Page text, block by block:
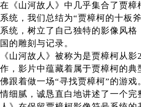
在《山河故人》中几乎集合了贾樟
系统，我们总结为“贾樟柯的十板
系统，树立了自己独特的影像风格
国的雕刻与记录。
《山河故人》被称为是贾樟柯从
作，影片中蕴藏着属于贾樟柯的典
佛跟着做一场“寻找贾樟柯”的游戏
情细腻，诚恳直白地讲述了一个完